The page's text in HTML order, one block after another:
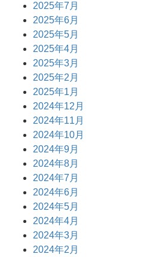
2025年7月
2025年6月
2025年5月
2025年4月
2025年3月
2025年2月
2025年1月
2024年12月
2024年11月
2024年10月
2024年9月
2024年8月
2024年7月
2024年6月
2024年5月
2024年4月
2024年3月
2024年2月